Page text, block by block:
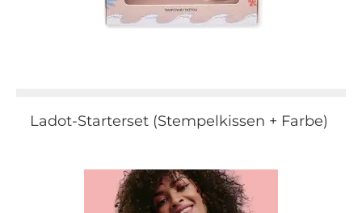
Ladot-Starterset (Stempelkissen + Farbe)